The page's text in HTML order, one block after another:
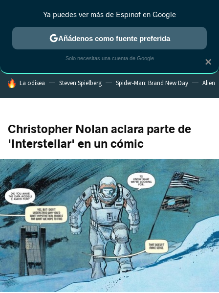
MENÚ NUEVO
ESTRENOS REALITY ANIME RANKINGS CINE
HOY SE HABLA DE
La odisea Steven Spielberg Spider-Man: Brand New Day Alien
Christopher Nolan aclara parte de
'Interstellar' en un cómic
×
Ya puedes ver más de Espinof en Google
Añádenos como fuente preferida
Solo necesitas una cuenta de Google